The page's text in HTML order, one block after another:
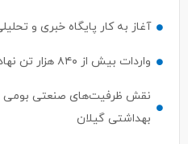
واردات بیش از ۸۴۰ هزار تن نهاده دامی از بنادر كاسپین و انزلی
نقش ظرفیت‌های صنعتی بومی
اسماعیل رحمتی مدیرعامل